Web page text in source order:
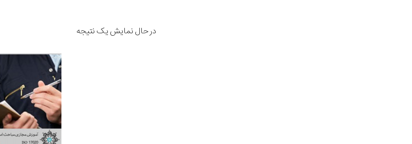
در حال نمایش یک نتیجه